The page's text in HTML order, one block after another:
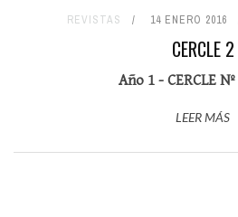
REVISTAS 14 ENERO 2016
CERCLE 2
Año 1 - CERCLE
LEER MÁS